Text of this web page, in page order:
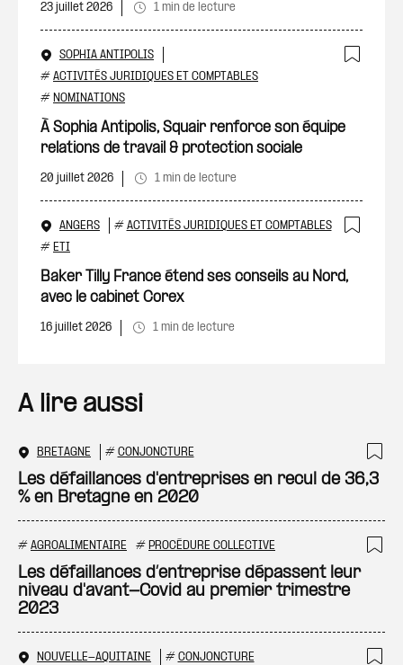
23 juillet 2026 1 min de lecture
SOPHIA ANTIPOLIS
# ACTIVITÉS JURIDIQUES ET COMPTABLES
# NOMINATIONS
À Sophia Antipolis, Squair renforce son équipe
relations de travail & protection sociale
20 juillet 2026 1 min de lecture
ANGERS # ACTIVITÉS JURIDIQUES ET COMPTABLES
# ETI
Baker Tilly France étend ses conseils au Nord,
avec le cabinet Corex
16 juillet 2026 1 min de lecture
A lire aussi
BRETAGNE # CONJONCTURE
Les défaillances d'entreprises en recul de 36,3
% en Bretagne en 2020
# AGROALIMENTAIRE # PROCÉDURE COLLECTIVE
Les défaillances d’entreprise dépassent leur
niveau d'avant-Covid au premier trimestre
2023
NOUVELLE-AQUITAINE # CONJONCTURE